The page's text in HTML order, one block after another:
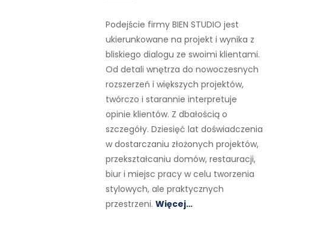
Podejście firmy BIEN STUDIO jest
ukierunkowane na projekt i wynika z
bliskiego dialogu ze swoimi klientami.
Od detali wnętrza do nowoczesnych
rozszerzeń i większych projektów,
twórczo i starannie interpretuje
opinie klientów. Z dbałością o
szczegóły. Dziesięć lat doświadczenia
w dostarczaniu złożonych projektów,
przekształcaniu domów, restauracji,
biur i miejsc pracy w celu tworzenia
stylowych, ale praktycznych
przestrzeni. Więcej…